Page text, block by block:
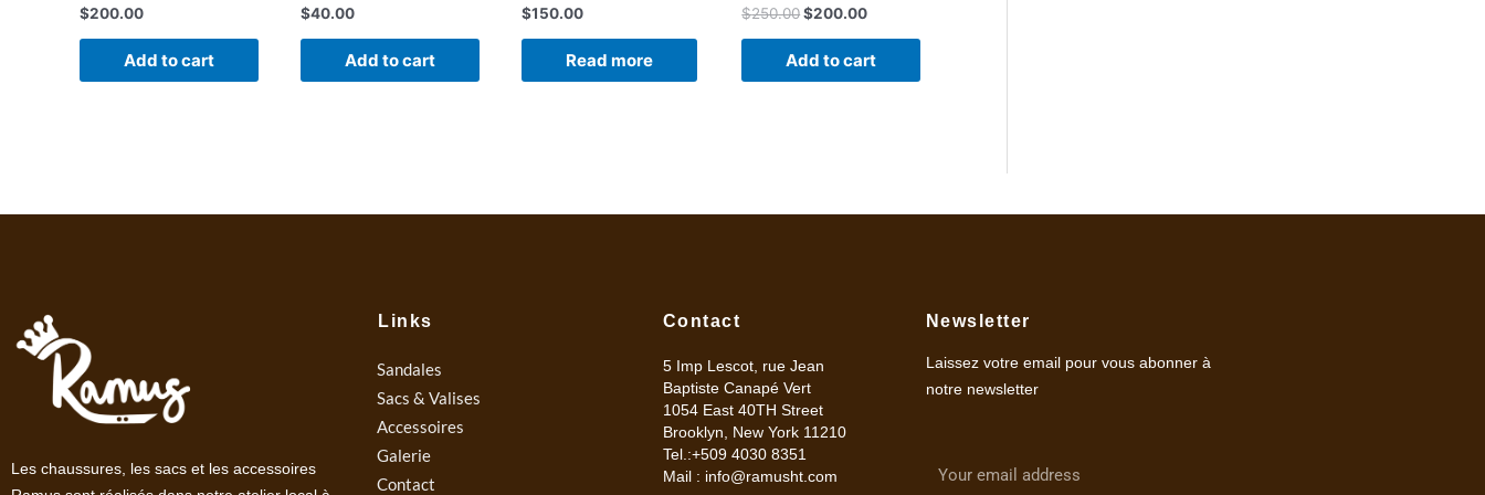
$200.00
Add to cart
$40.00
Add to cart
$150.00
Read more
$250.00 $200.00
Add to cart
Les chaussures, les sacs et les accessoires
Links
Sandales
Sacs & Valises
Accessoires
Galerie
Contact
Contact
5 Imp Lescot, rue Jean
Baptiste Canapé Vert
1054 East 40TH Street
Brooklyn, New York 11210
Tel.:+509 4030 8351
Mail : info@ramusht.com
Newsletter
Laissez votre email pour vous abonner à
notre newsletter